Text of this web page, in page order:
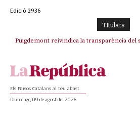
Edició 2936
TItulars
Puigdemont reivindica la transparència del
Els Països Catalans al teu abast
Diumenge, 09 de agost del 2026